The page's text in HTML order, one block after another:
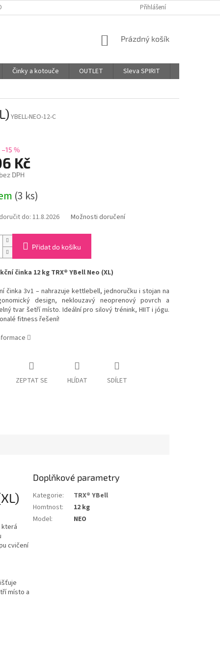
- PODMÍNKY OCHRANY OSOBNÍCH ÚDAJŮ AFFILIATE PROGRAM
Přihlášení
NÁKUPNÍ
Prázdný košík
Činky a kotouče OUTLET Sleva SPIRIT
YBELL-NEO-12-C
–15 %
Kč
DPH
(3 ks)
do: 11.8.2026 Možnosti doručení
Přidat do košíku
činka 12 kg TRX® YBell Neo (XL)
činka 3v1 – nahrazuje kettlebell, jednoručku i stojan na
design, neklouzavý neoprenový povrch a
tvar šetří místo. Ideální pro silový trénink, HIIT i jógu.
fitness řešení!
ZEPTAT SE HLÍDAT SDÍLET
která
cvičení
místo a
Doplňkové parametry
Kategorie:
TRX® YBell
Homtnost:
12 kg
Model: NEO